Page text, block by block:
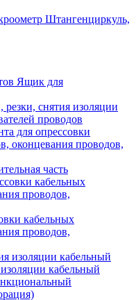
Штангенциркуль,
Ящик для
снятия изоляции
проводов
для опрессовки
оконцевания проводов,
часть
кабельных
проводов,
кабельный